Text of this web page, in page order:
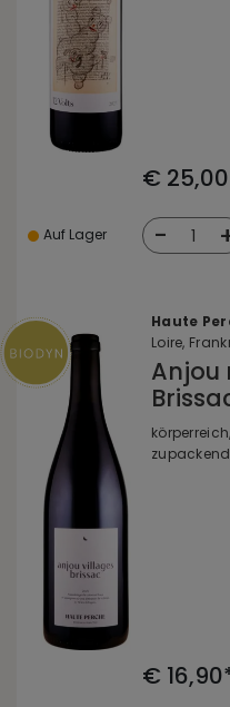
€
Auf Lager - 1
Haute
Loire,
Anjou
€